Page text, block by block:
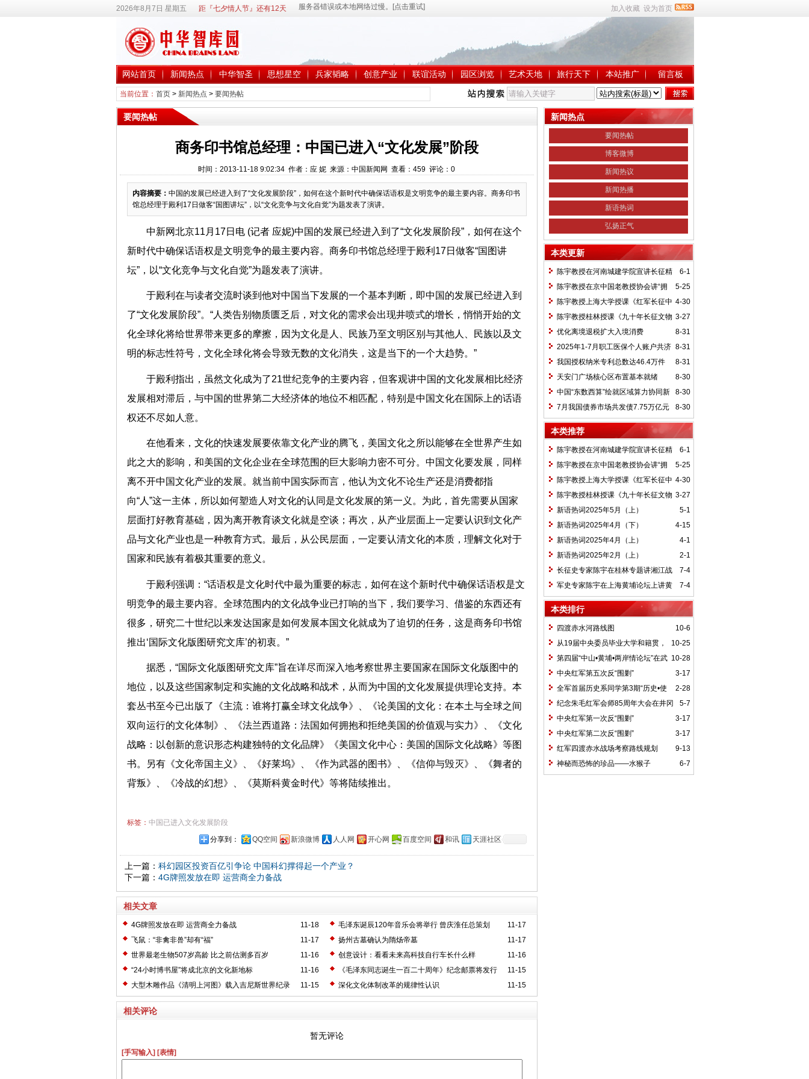
2026年8月7日 星期五 距『七夕情人节』还有12天 加入收藏 设为首页
网站首页 新闻热点 中华智圣 思想星空 兵家韬略 创意产业 联谊活动 园区浏览 艺术天地 旅行天下 本站推广 留言板
当前位置： 首页> 新闻热点 > 要闻热帖
要闻热帖
商务印书馆总经理：中国已进入“文化发展”阶段
时间：2013-11-18 9:02:34 作者：应 妮 来源：中国新闻网 查看： 459 评论： 0
内容摘要： 中国的发展已经进入到了“文化发展阶段”，如何在这个新时代中确保话语权是文明竞争的最主要内容。商务印书
馆总经理于殿利17日做客“国图讲坛”，以“文化竞争与文化自觉”为题发表了演讲。
中新网北京11月17日电 (记者 应妮)中国的发展已经进入到了“文化发展阶段”，如何在这个
新时代中确保话语权是文明竞争的最主要内容。商务印书馆总经理于殿利17日做客“国图讲
坛”，以“文化竞争与文化自觉”为题发表了演讲。
于殿利在与读者交流时谈到他对中国当下发展的一个基本判断，即中国的发展已经进入到
了“文化发展阶段”。“人类告别物质匮乏后，对文化的需求会出现井喷式的增长，悄悄开始的文
化全球化将给世界带来更多的摩擦，因为文化是人、民族乃至文明区别与其他人、民族以及文
明的标志性符号，文化全球化将会导致无数的文化消失，这是当下的一个大趋势。”
于殿利指出，虽然文化成为了21世纪竞争的主要内容，但客观讲中国的文化发展相比经济
发展相对滞后，与中国的世界第二大经济体的地位不相匹配，特别是中国文化在国际上的话语
权还不尽如人意。
在他看来，文化的快速发展要依靠文化产业的腾飞，美国文化之所以能够在全世界产生如
此之大的影响，和美国的文化企业在全球范围的巨大影响力密不可分。中国文化要发展，同样
离不开中国文化产业的发展。就当前中国实际而言，他认为文化不论生产还是消费都指
向“人”这一主体，所以如何塑造人对文化的认同是文化发展的第一义。为此，首先需要从国家
层面打好教育基础，因为离开教育谈文化就是空谈；再次，从产业层面上一定要认识到文化产
品与文化产业也是一种教育方式。最后，从公民层面，一定要认清文化的本质，理解文化对于
国家和民族有着极其重要的意义。
于殿利强调：“话语权是文化时代中最为重要的标志，如何在这个新时代中确保话语权是文
明竞争的最主要内容。全球范围内的文化战争业已打响的当下，我们要学习、借鉴的东西还有
很多，研究二十世纪以来发达国家是如何发展本国文化就成为了迫切的任务，这是商务印书馆
推出‘国际文化版图研究文库’的初衷。”
据悉，“国际文化版图研究文库”旨在详尽而深入地考察世界主要国家在国际文化版图中的
地位，以及这些国家制定和实施的文化战略和战术，从而为中国的文化发展提供理论支持。本
套丛书至今已出版了《主流：谁将打赢全球文化战争》、《论美国的文化：在本土与全球之间
双向运行的文化体制》、《法兰西道路：法国如何拥抱和拒绝美国的价值观与实力》、《文化
战略：以创新的意识形态构建独特的文化品牌》《美国文化中心：美国的国际文化战略》等图
书。另有《文化帝国主义》、《好莱坞》、《作为武器的图书》、《信仰与毁灭》、《舞者的
背叛》、《冷战的幻想》、《莫斯科黄金时代》等将陆续推出。
标签： 中国已进入文化发展阶段
分享到：
QQ空间 新浪微博 人人网 开心网 百度空间 和讯 天涯社区
上一篇： 科幻园区投资百亿引争论 中国科幻撑得起一个产业？
下一篇： 4G牌照发放在即 运营商全力备战
相关文章
11-18
4G牌照发放在即 运营商全力备战 11-17
毛泽东诞辰120年音乐会将举行 曾庆淮任总策划
11-17
飞鼠：“非禽非兽”却有“福” 11-17
扬州古墓确认为隋炀帝墓
11-16
世界最老生物507岁高龄 比之前估测多百岁 11-16
创意设计：看看未来高科技自行车长什么样
11-16
“24小时博书屋”将成北京的文化新地标 11-15
《毛泽东同志诞生一百二十周年》纪念邮票将发行
11-15
大型木雕作品《清明上河图》载入吉尼斯世界纪录 11-15
深化文化体制改革的规律性认识
相关评论
暂无评论
[手写输入] [表情]
新闻热点
要闻热帖
博客微博
新闻热议
新闻热播
新语热词
弘扬正气
本类更新
6-1
陈宇教授在河南城建学院宣讲长征精
神及红25军长征史
5-25
陈宇教授在京中国老教授协会讲“拥
抱中华新文明”
4-30
陈宇教授上海大学授课《红军长征中
的黄埔师生》
3-27
陈宇教授桂林授课《九十年长征文物
鉴赏》
8-31
优化离境退税扩大入境消费
8-31
2025年1-7月职工医保个人账户共济
2.31亿人次 共济金额304.57亿元
8-31
我国授权纳米专利总数达46.4万件
8-30
天安门广场核心区布置基本就绪
8-30
中国“东数西算”绘就区域算力协同新
图景
8-30
7月我国债券市场共发债7.75万亿元
本类推荐
6-1
陈宇教授在河南城建学院宣讲长征精
神及红25军长征史
5-25
陈宇教授在京中国老教授协会讲“拥
抱中华新文明”
4-30
陈宇教授上海大学授课《红军长征中
的黄埔师生》
3-27
陈宇教授桂林授课《九十年长征文物
鉴赏》
5-1
新语热词2025年5月（上）
4-15
新语热词2025年4月（下）
4-1
新语热词2025年4月（上）
2-1
新语热词2025年2月（上）
7-4
长征史专家陈宇在桂林专题讲湘江战
役精神
7-4
军史专家陈宇在上海黄埔论坛上讲黄
埔精神与国家统一大业
本类排行
10-6
四渡赤水河路线图
10-25
从19届中央委员毕业大学和籍贯，
看当代中国文化区域积淀
10-28
第四届“中山•黄埔•两岸情论坛”在武
汉举行
3-17
中央红军第五次反“围剿”
2-28
全军首届历史系同学第3期“历史•使
命”论坛纪要
5-7
纪念朱毛红军会师85周年大会在井冈
山召开
3-17
中央红军第一次反“围剿”
3-17
中央红军第二次反“围剿”
9-13
红军四渡赤水战场考察路线规划
6-7
神秘而恐怖的珍品——水猴子